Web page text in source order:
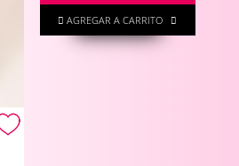
AGREGAR A CARRITO